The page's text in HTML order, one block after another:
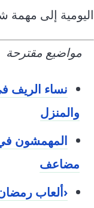
اليومية إلى مهمة
مواضيع مقترحة
نساء الريف
والمنزل
المهمشون
مضاعف
‹ألعاب